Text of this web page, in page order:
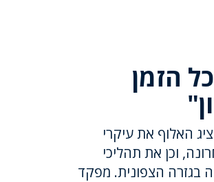
הזמן
האלוף את עיקרי
וכן את תהליכי
בגזרה הצפונית. מפקד